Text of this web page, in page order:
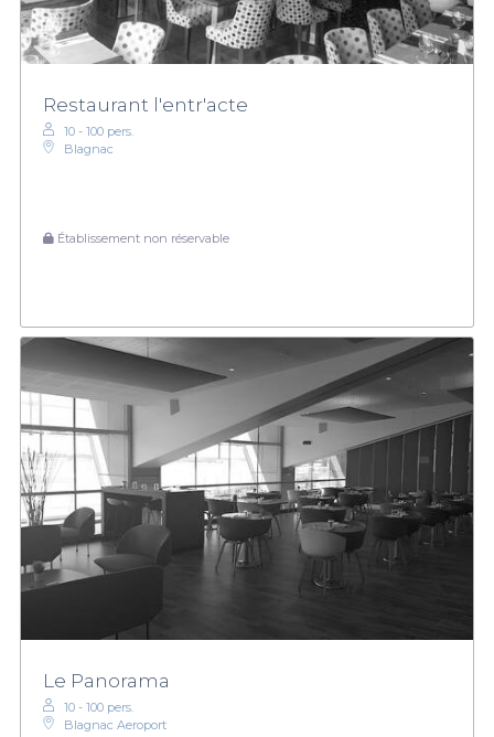
Restaurant l'entr'acte
10 - 100 pers.
Blagnac
Établissement non réservable
Le Panorama
10 - 100 pers.
Blagnac Aeroport